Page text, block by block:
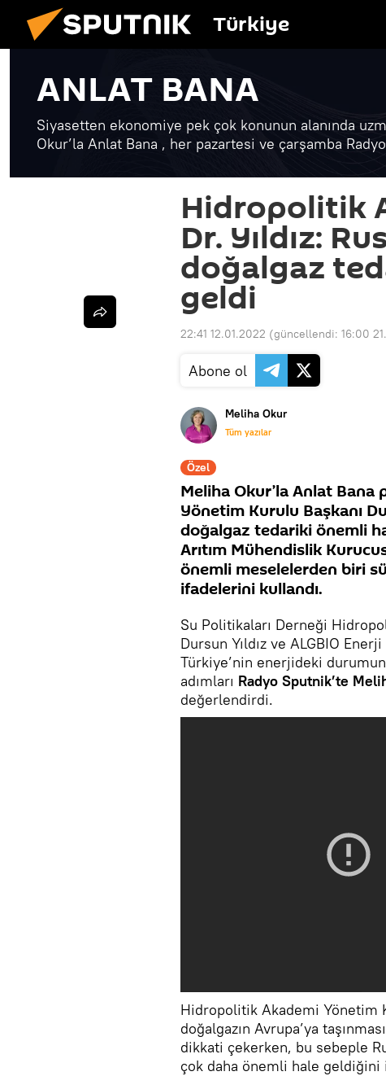
Türkiye
ANLAT BANA
Siyasetten ekonomiye pek çok konunun alanında
Okur’la Anlat Bana , her pazartesi ve çarşamba
Hidropolitik
Dr. Yıldız:
doğalgaz
geldi
22:41 12.01.2022 (güncellendi: 16:00
Abone ol
Meliha Okur
Tüm yazılar
Özel
Meliha Okur’la Anlat
Yönetim Kurulu Başkanı
doğalgaz tedariki önemli
Arıtım Mühendislik
önemli meselelerden biri
ifadelerini kullandı.
Su Politikaları Derneği
Dursun Yıldız ve ALGBIO
Türkiye’nin enerjideki
adımları Radyo Sputnik’te
değerlendirdi.
Hidropolitik Akademi Yönetim
doğalgazın Avrupa’ya
dikkati çekerken, bu sebeple
çok daha önemli hale geldiğini